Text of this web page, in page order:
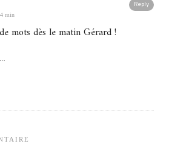
Reply
min
mots dès le matin Gérard !